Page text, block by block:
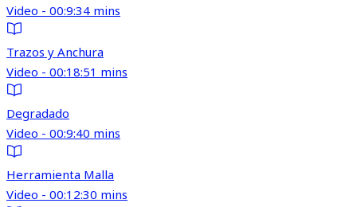
Video - 00:9:34 mins
Trazos y Anchura
Video - 00:18:51 mins
Degradado
Video - 00:9:40 mins
Herramienta Malla
Video - 00:12:30 mins